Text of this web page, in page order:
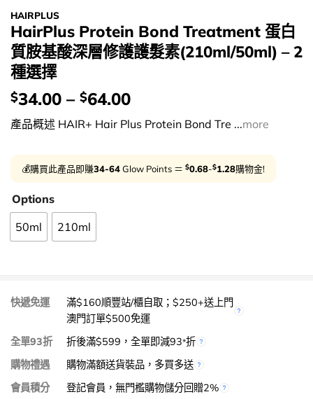
HAIRPLUS
HairPlus Protein Bond Treatment 蛋白
質胺基酸深層修護護髮素(210ml/50ml) – 2
種選擇
價
錢：
$34.00 – $64.00
產品概述 HAIR+ Hair Plus Protein Bond Tre ...more
💰購買此產品即賺34-64Glow Points ＝ $0.68-$1.28購物金!
Options
50ml 210ml
快遞免運
滿$160順豐站/櫃自取；$250+送上門
澳門訂單$500免運
全單93折
折後滿$599，全單即減93*折
購物禮遇
購物滿額送貨裝品，多買多送
會員積分
登記會員，無門檻購物儲分回贈2%